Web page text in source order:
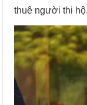
thuê người thi hộ.